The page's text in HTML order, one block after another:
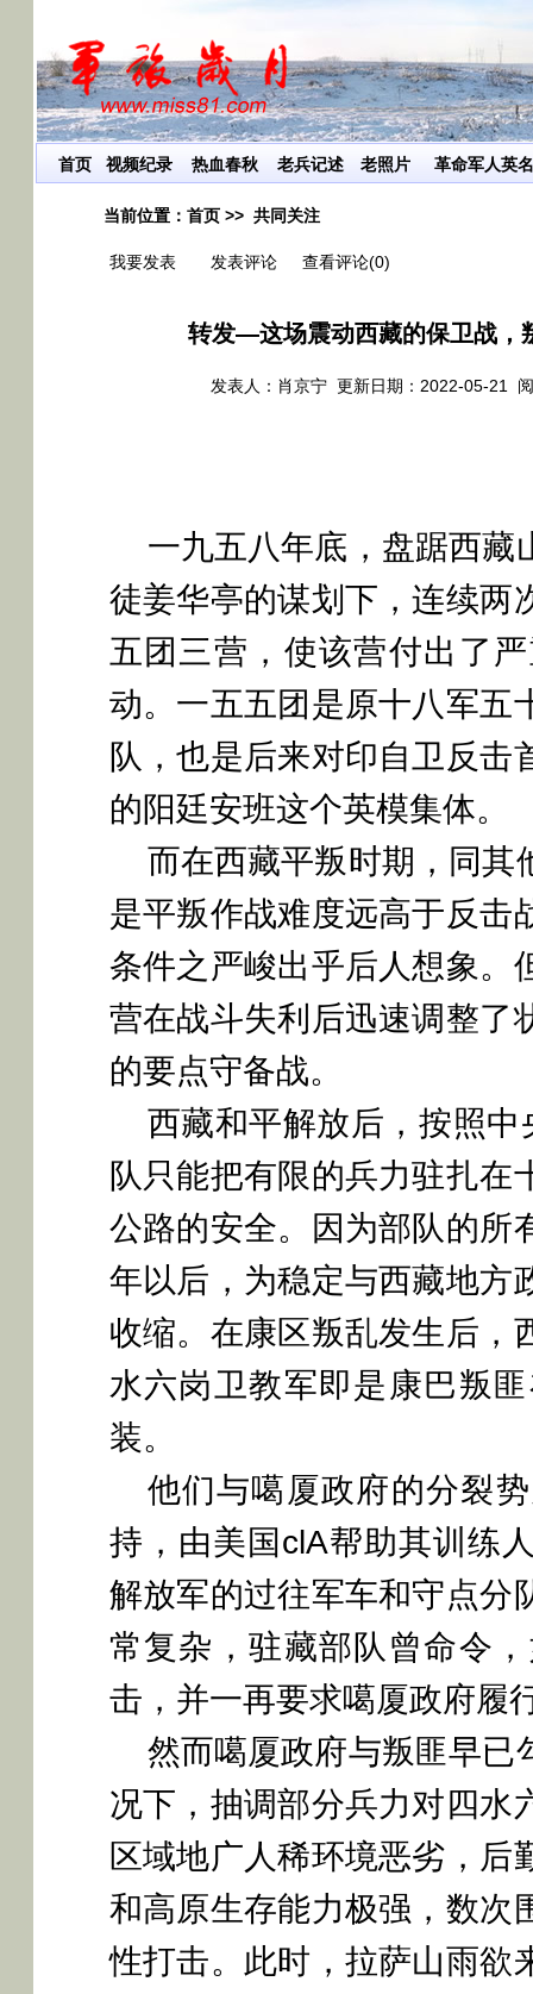
让
首页 视频纪录 热血春秋 老兵记述 老照片 革命军人英
当前位置： 首页>> 共同关注
我要发表 发表评论 查看评论(0)
转发—这场震动西藏的保卫战，
发表人：肖京宁 更新日期：2022-05-21
一九五八年底，盘踞西藏
徒姜华亭的谋划下，连续两
五团三营，使该营付出了
动。一五五团是原十八军五
队，也是后来对印自卫反击
的阳廷安班这个英模集体。
而在西藏平叛时期，同其
是平叛作战难度远高于反击
条件之严峻出乎后人想象。
营在战斗失利后迅速调整了
的要点守备战。
西藏和平解放后，按照中
队只能把有限的兵力驻扎在
公路的安全。因为部队的所
年以后，为稳定与西藏地方
收缩。在康区叛乱发生后，
水六岗卫教军即是康巴叛
装。
他们与噶厦政府的分裂
持，由美国clA帮助其训练
解放军的过往军车和守点分
常复杂，驻藏部队曾命令
击，并一再要求噶厦政府履
然而噶厦政府与叛匪早已
况下，抽调部分兵力对四水
区域地广人稀环境恶劣，后
和高原生存能力极强，数次
性打击。此时，拉萨山雨欲